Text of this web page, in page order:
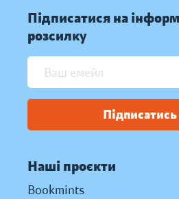
Підписатися на
розсилку
Підписатись
Наші проєкти
Bookmints